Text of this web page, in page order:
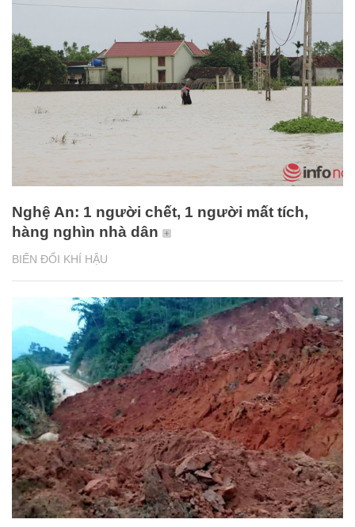
BIẾN ĐỔI KHÍ HẬU
Nghệ An: 1 người chết, 1 người mất tích,
hàng nghìn nhà dân